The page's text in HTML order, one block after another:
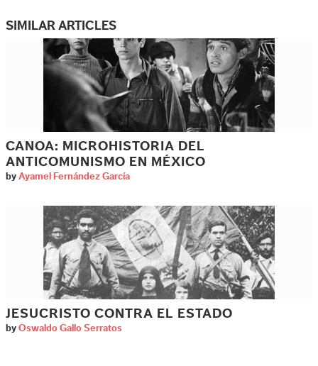
SIMILAR ARTICLES
CANOA: MICROHISTORIA DEL
ANTICOMUNISMO EN MÉXICO
by Ayamel Fernández García
JESUCRISTO CONTRA EL ESTADO
by Oswaldo Gallo Serratos